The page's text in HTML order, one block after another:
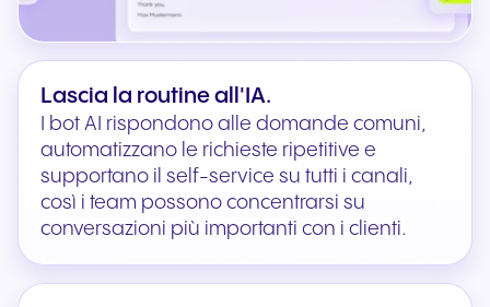
Lascia la routine all'IA.
I bot AI rispondono alle domande comuni,
automatizzano le richieste ripetitive e
supportano il self-service su tutti i canali,
così i team possono concentrarsi su
conversazioni più importanti con i clienti.